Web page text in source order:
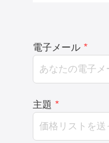
電子メール *
主題 *